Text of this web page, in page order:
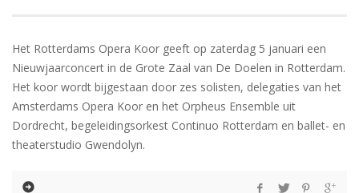
Het Rotterdams Opera Koor geeft op zaterdag 5 januari een
Nieuwjaarconcert in de Grote Zaal van De Doelen in Rotterdam.
Het koor wordt bijgestaan door zes solisten, delegaties van het
Amsterdams Opera Koor en het Orpheus Ensemble uit
Dordrecht, begeleidingsorkest Continuo Rotterdam en ballet- en
theaterstudio Gwendolyn.